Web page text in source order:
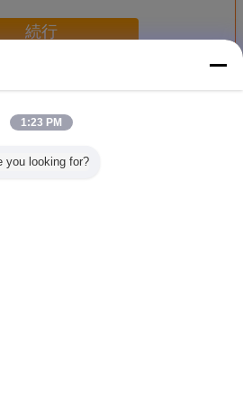
続行
1:23 PM
you looking for?